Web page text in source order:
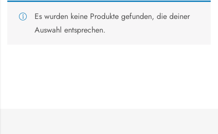
Es wurden keine Produkte gefunden, die deiner
Auswahl entsprechen.